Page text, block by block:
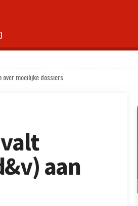
over moeilijke dossiers
aan